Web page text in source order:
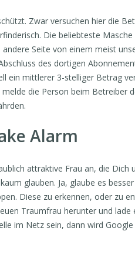
Zwar versuchen hier die
Die beliebteste
Seite von einem meist
des dortigen
ein mittlerer 3-stelliger Betrag
die Person beim Betreiber
Alarm
attraktive Frau an, die Dich
glauben. Ja, glaube es
Diese zu erkennen, oder zu
Traumfrau herunter und lade
im Netz sein, dann wird Google